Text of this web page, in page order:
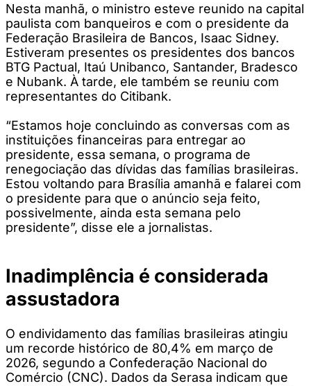
Nesta manhã, o ministro esteve reunido na capital
paulista com banqueiros e com o presidente da
Federação Brasileira de Bancos, Isaac Sidney.
Estiveram presentes os presidentes dos bancos
BTG Pactual, Itaú Unibanco, Santander, Bradesco
e Nubank. À tarde, ele também se reuniu com
representantes do Citibank.
“Estamos hoje concluindo as conversas com as
instituições financeiras para entregar ao
presidente, essa semana, o programa de
renegociação das dívidas das famílias brasileiras.
Estou voltando para Brasília amanhã e falarei com
o presidente para que o anúncio seja feito,
possivelmente, ainda esta semana pelo
presidente”, disse ele a jornalistas.
Inadimplência é considerada
assustadora
O endividamento das famílias brasileiras atingiu
um recorde histórico de 80,4% em março de
2026, segundo a Confederação Nacional do
Comércio (CNC). Dados da Serasa indicam que